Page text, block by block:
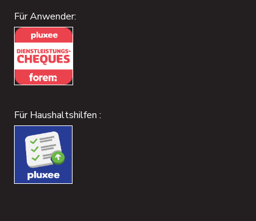
Für Anwender:
Für Haushaltshilfen :